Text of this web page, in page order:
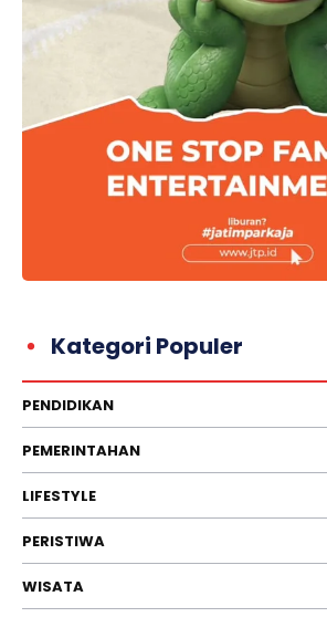
Kategori Populer
PENDIDIKAN
PEMERINTAHAN
LIFESTYLE
PERISTIWA
WISATA